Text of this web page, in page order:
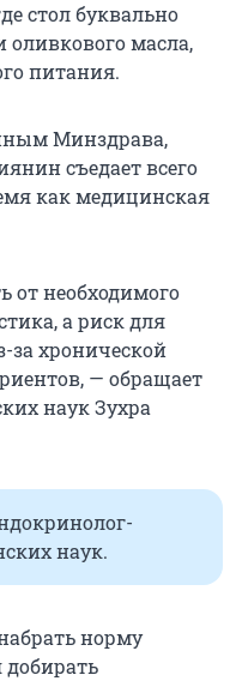
стол буквально
оливкового масла,
питания.
Минздрава,
съедает всего
как медицинская
от необходимого
а риск для
за хронической
— обращает
наук Зухра
наук.
норму
добирать